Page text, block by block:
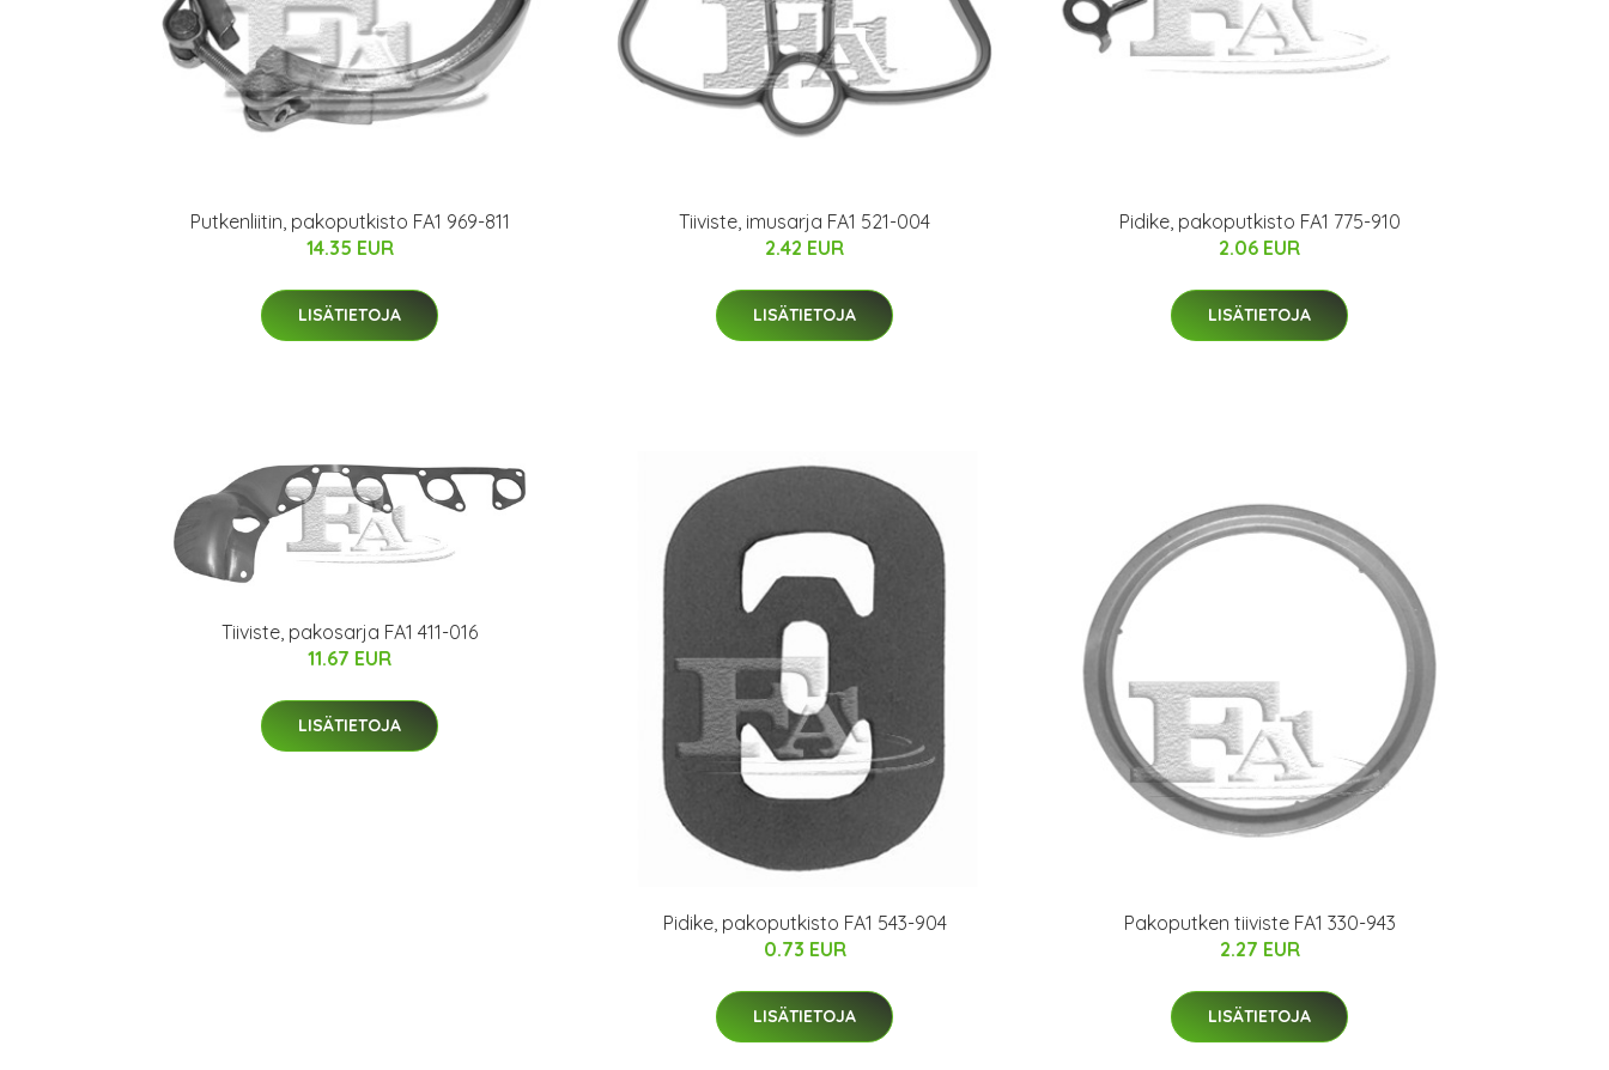
Putkenliitin, pakoputkisto FA1 969-811
14.35 EUR
LISÄTIETOJA
Tiiviste, imusarja FA1 521-004
2.42 EUR
LISÄTIETOJA
Pidike, pakoputkisto FA1 775-910
2.06 EUR
LISÄTIETOJA
Tiiviste, pakosarja FA1 411-016
11.67 EUR
LISÄTIETOJA
Pidike, pakoputkisto FA1 543-904
0.73 EUR
LISÄTIETOJA
Pakoputken tiiviste FA1 330-943
2.27 EUR
LISÄTIETOJA